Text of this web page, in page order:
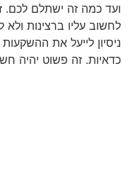
ועד כמה זה ישתלם לכם. זה
לחשוב עליו ברצינות ולא
ניסיון לייעל את ההשקעות
כדאיות. זה פשוט יהיה